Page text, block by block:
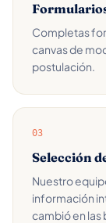
Completas
canvas de
postulación.
03
Selección
Nuestro
información
cambió en las